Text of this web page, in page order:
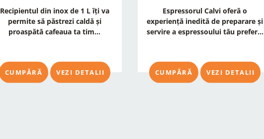
Recipientul din inox de 1 L îți va
permite să păstrezi caldă și
proaspătă cafeaua ta tim...
CUMPĂRĂ VEZI DETALII
Espressorul Calvi oferă o
experiență inedită de preparare și
servire a espressoului tău prefer...
CUMPĂRĂ VEZI DETALII